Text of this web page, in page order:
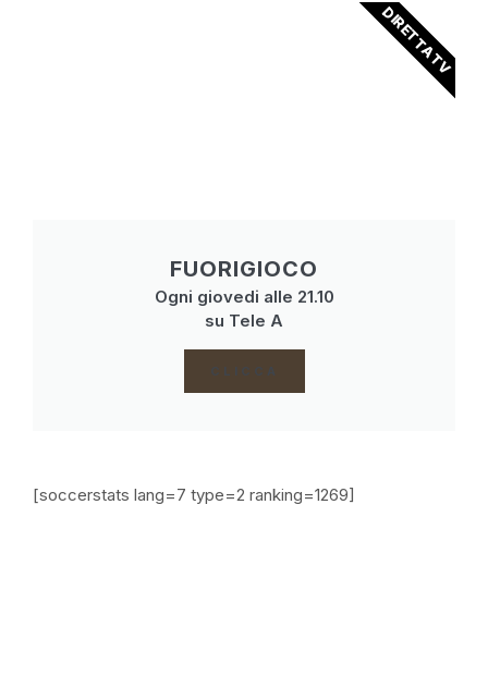
FUORIGIOCO
Ogni giovedi alle 21.10
su Tele A
CLICCA
DIRETTA TV
[soccerstats lang=7 type=2 ranking=1269]